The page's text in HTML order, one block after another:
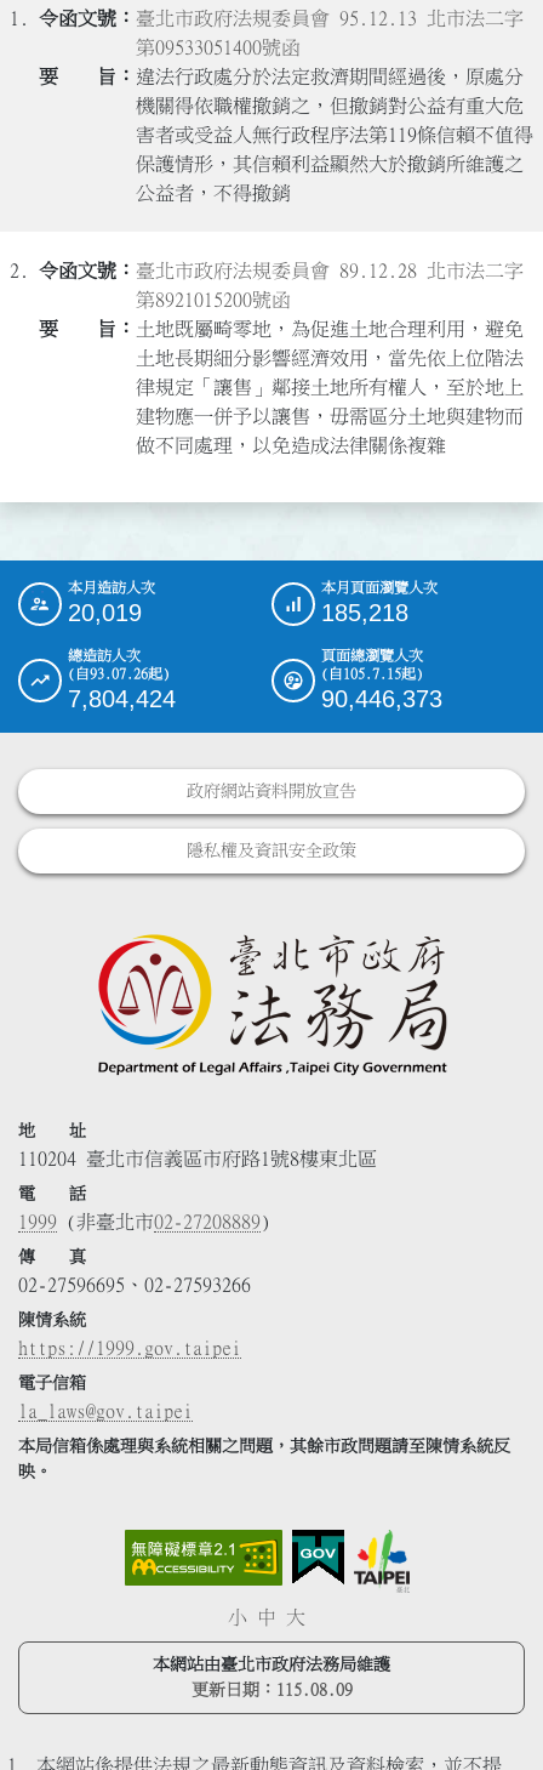
1.
臺北市政府法規委員會 95.12.13 北市法二字
第09533051400號函
違法行政處分於法定救濟期間經過後，原處分
機關得依職權撤銷之，但撤銷對公益有重大危
害者或受益人無行政程序法第119條信賴不值得
保護情形，其信賴利益顯然大於撤銷所維護之
公益者，不得撤銷
2.
臺北市政府法規委員會 89.12.28 北市法二字
第8921015200號函
土地既屬畸零地，為促進土地合理利用，避免
土地長期細分影響經濟效用，當先依上位階法
律規定「讓售」鄰接土地所有權人，至於地上
建物應一併予以讓售，毋需區分土地與建物而
做不同處理，以免造成法律關係複雜
::: 本月造訪人次
20,019
本月頁面瀏覽人次
185,218
總造訪人次
(自93.07.26起)
7,804,424
頁面總瀏覽人次
(自105.7.15起)
90,446,373
政府網站資料開放宣告
隱私權及資訊安全政策
地 址
110204 臺北市信義區市府路1號8樓東北區
電 話
1999 (非臺北市02-27208889)
傳 真
02-27596695、02-27593266
陳情系統
https://1999.gov.taipei
電子信箱
la_laws@gov.taipei
本局信箱係處理與系統相關之問題，其餘市政問題請至陳情系統反
映。
小 中 大
本網站由臺北市政府法務局維護
更新日期： 115.08.09
本網站係提供法規之最新動態資訊及資料檢索，並不提